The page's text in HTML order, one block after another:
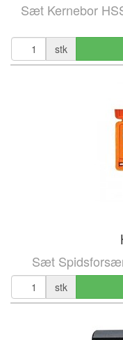
Sæt Kernebor
stk
Sæt
stk